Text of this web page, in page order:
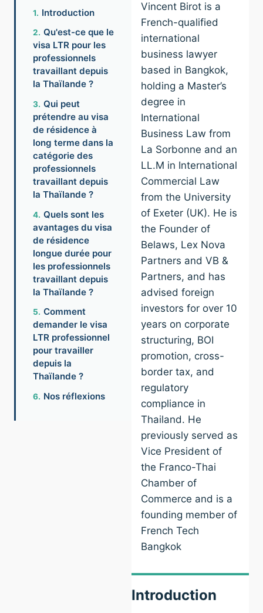
Introduction
Qu'est-ce que le
visa LTR pour les
professionnels
travaillant depuis
la Thaïlande ?
Qui peut
prétendre au visa
de résidence à
long terme dans la
catégorie des
professionnels
travaillant depuis
la Thaïlande ?
Quels sont les
avantages du visa
de résidence
longue durée pour
les professionnels
travaillant depuis
la Thaïlande ?
Comment
demander le visa
LTR professionnel
pour travailler
depuis la
Thaïlande ?
Nos réflexions
Vincent Birot is a
French-qualified
international
business lawyer
based in Bangkok,
holding a Master’s
degree in
International
Business Law from
La Sorbonne and an
LL.M in International
Commercial Law
from the University
of Exeter (UK). He is
the Founder of
Belaws, Lex Nova
Partners and VB &
Partners, and has
advised foreign
investors for over 10
years on corporate
structuring, BOI
promotion, cross-
border tax, and
regulatory
compliance in
Thailand. He
previously served as
Vice President of
the Franco-Thai
Chamber of
Commerce and is a
founding member of
French Tech
Bangkok
Introduction